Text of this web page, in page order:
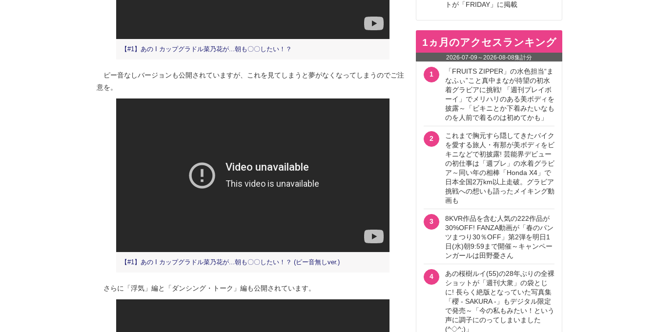
【#1】あの I カップグラドル菜乃花が...朝も〇〇したい！？
ピー音なしバージョンも公開されていますが、これを見てしまうと夢がなくなってしまうのでご注
意を。
【#1】あの I カップグラドル菜乃花が...朝も〇〇したい！？ (ピー音無しver.)
さらに「浮気」編と「ダンシング・トーク」編も公開されています。
トが「FRIDAY」に掲載
1ヵ月のアクセスランキング
2026-07-09 ～2026-08-08集計分
1
「FRUITS ZIPPER」の水色担当“ま
なふぃ”こと真中まなが待望の初水
着グラビアに挑戦! 「週刊プレイボ
ーイ」でメリハリのある美ボディを
披露～「ビキニとか下着みたいなも
のを人前で着るのは初めてかも」
2
これまで胸元すら隠してきたバイク
を愛する旅人・有那が美ボディをビ
キニなどで初披露! 芸能界デビュー
の初仕事は「週プレ」の水着グラビ
ア～同い年の相棒「Honda X4」で
日本全国2万km以上走破。グラビア
挑戦への想いも語ったメイキング動
画も
3
8KVR作品を含む人気の222作品が
30%OFF! FANZA動画が「春のパン
ツまつり30％OFF」第2弾を明日1
日(水)朝9:59まで開催～キャンペー
ンガールは田野憂さん
4
あの桜樹ルイ(55)の28年ぶりの全裸
ショットが「週刊大衆」の袋とじ
に! 長らく絶版となっていた写真集
「櫻 - SAKURA -」もデジタル限定
で発売～「今の私もみたい！という
声に調子にのってしまいました
(^◇^;)」